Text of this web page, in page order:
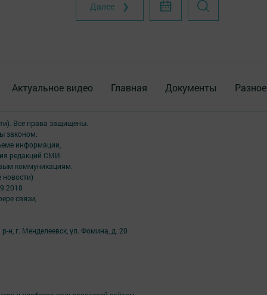
Далее ❯
Актуальное видео Главная Документы Разное
Все права защищены.
законом.
информации,
редакций СМИ.
коммуникациям.
связи,
н, г. Менделеевск, ул. Фомина, д. 20